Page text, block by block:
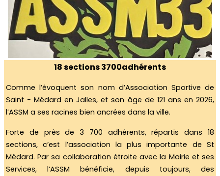
18 sections 3700adhérents
Comme l’évoquent son nom d’Association Sportive de
Saint - Médard en Jalles, et son âge de 121 ans en 2026,
l’ASSM a ses racines bien ancrées dans la ville.
Forte de près de 3 700 adhérents, répartis dans 18
sections, c’est l’association la plus importante de St
Médard. Par sa collaboration étroite avec la Mairie et ses
Services, l’ASSM bénéficie, depuis toujours, des